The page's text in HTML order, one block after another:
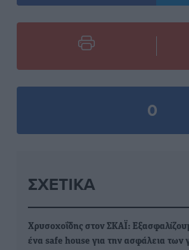
0
ΣΧΕΤΙΚΆ
Χρυσοχοΐδης στον ΣΚΑΪ:
ένα safe house για την ασφάλεια των